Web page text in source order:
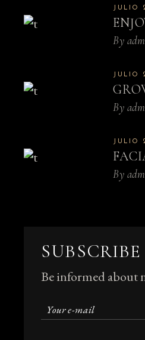
JULIO
By
JULIO
By
JULIO
By
SUBSCRIBE
Be informed about